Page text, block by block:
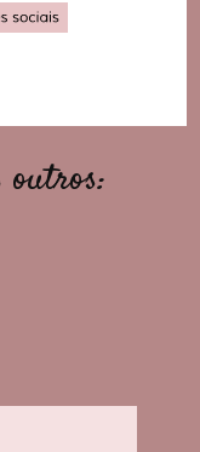
outros: